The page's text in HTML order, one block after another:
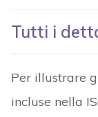
Tutti i
Per illustrare
incluse nella